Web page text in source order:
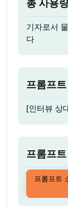
총 사용
기자로서
다
프롬프
[인터뷰 상
프롬프트
기자로서
프롬프트